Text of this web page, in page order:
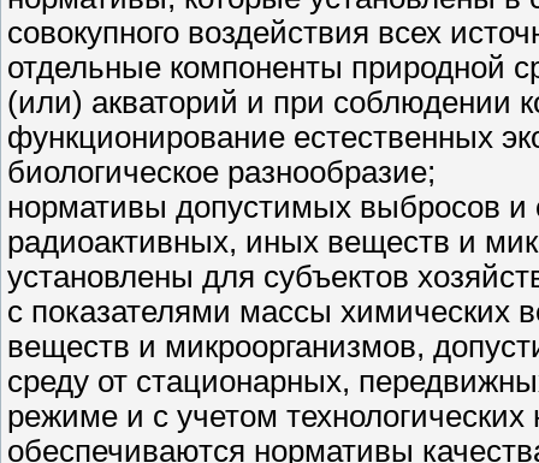
совокупного воздействия всех
отдельные компоненты природной
(или) акваторий и при соблюдении
функционирование естественных
биологическое разнообразие;
нормативы допустимых выбросов и
радиоактивных, иных веществ и
установлены для субъектов
с показателями массы химических
веществ и микроорганизмов,
среду от стационарных,
режиме и с учетом
обеспечиваются нормативы